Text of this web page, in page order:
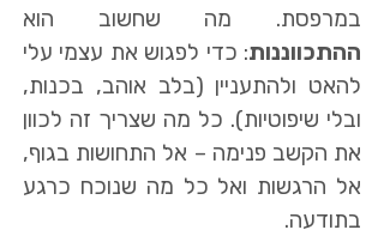
במרפסת. מה שחשוב הוא
ההתכווננות: כדי לפגוש את עצמי עלי
להאט ולהתעניין (בלב אוהב, בכנות,
ובלי שיפוטיות). כל מה שצריך זה לכוון
את הקשב פנימה – אל התחושות בגוף,
אל הרגשות ואל כל מה שנוכח כרגע
בתודעה.